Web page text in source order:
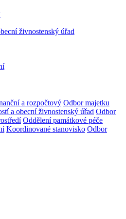
živnostenský úřad
a rozpočtový Odbor majetku
a obecní živnostenský úřad Odbor
Oddělení památkové péče
Koordinované stanovisko Odbor